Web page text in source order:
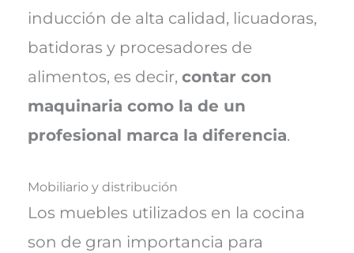
inducción de alta calidad, licuadoras,
batidoras y procesadores de
alimentos, es decir, contar con
maquinaria como la de un
profesional marca la diferencia.
Mobiliario y distribución
Los muebles utilizados en la cocina
son de gran importancia para